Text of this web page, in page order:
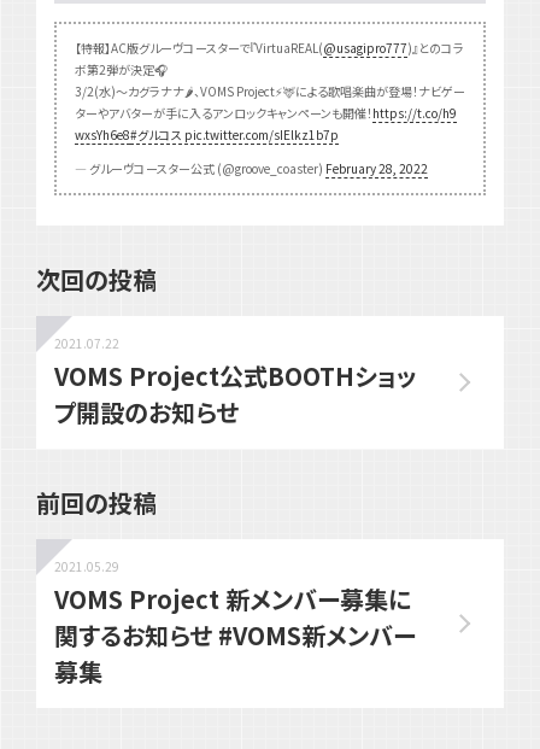
【特報】AC版グルーヴコースターで『VirtuaREAL(@usagipro777)』とのコラ
ボ第2弾が決定🎧
3/2(水)～カグラナナ🌶、VOMS Project⚡️🦌による歌唱楽曲が登場！ナビゲー
ターやアバターが手に入るアンロックキャンペーンも開催！ https://t.co/h9
wxsYh6e8#グルコス pic.twitter.com/sIElkz1b7p
— グルーヴコースター公式 (@groove_coaster) February 28, 2022
次回の投稿
2021.07.22
VOMS Project公式BOOTHショッ
プ開設のお知らせ
前回の投稿
2021.05.29
VOMS Project 新メンバー募集に
関するお知らせ #VOMS新メンバー
募集